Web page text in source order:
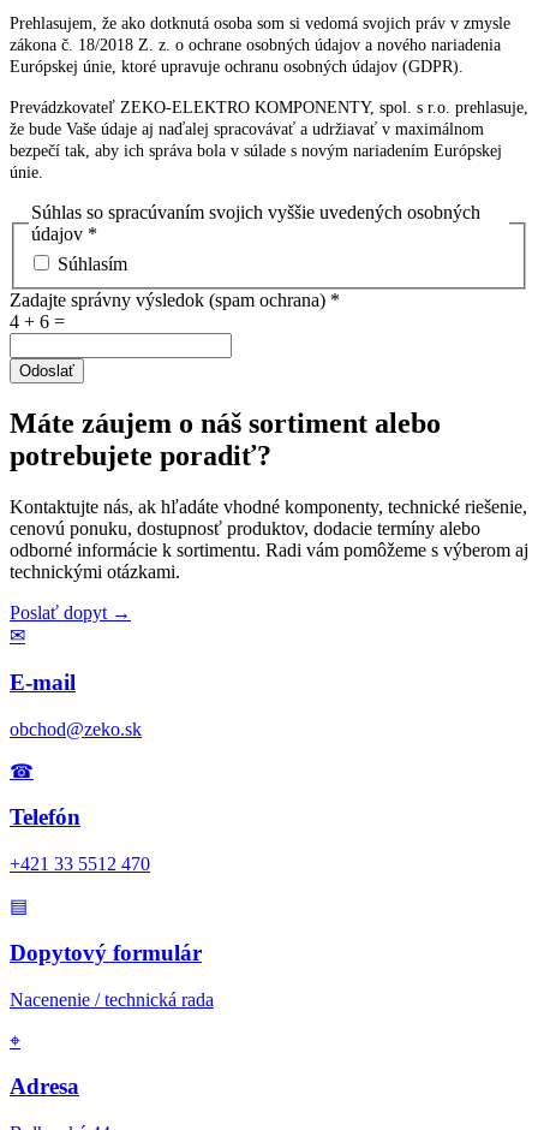
Prehlasujem, že ako dotknutá osoba som si vedomá svojich práv v zmysle
zákona č. 18/2018 Z. z. o ochrane osobných údajov a nového nariadenia
Európskej únie, ktoré upravuje ochranu osobných údajov (GDPR).
Prevádzkovateľ ZEKO-ELEKTRO KOMPONENTY, spol. s r.o. prehlasuje,
že bude Vaše údaje aj naďalej spracovávať a udržiavať v maximálnom
bezpečí tak, aby ich správa bola v súlade s novým nariadením Európskej
únie.
Súhlas so spracúvaním svojich vyššie uvedených osobných
údajov *
Súhlasím
Zadajte správny výsledok (spam ochrana) *
4 + 6 =
Odoslať
Máte záujem o náš sortiment alebo
potrebujete poradiť?
Kontaktujte nás, ak hľadáte vhodné komponenty, technické riešenie,
cenovú ponuku, dostupnosť produktov, dodacie termíny alebo
odborné informácie k sortimentu. Radi vám pomôžeme s výberom aj
technickými otázkami.
Poslať dopyt →
✉
E-mail
obchod@zeko.sk
☎
Telefón
+421 33 5512 470
▤
Dopytový formulár
Nacenenie / technická rada
⌖
Adresa